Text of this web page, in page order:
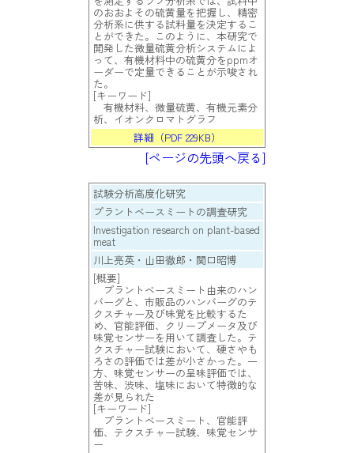
のおおよその硫黄量を把握し、精密
分析系に供する試料量を決定するこ
とができた。このように、本研究で
開発した微量硫黄分析システムによ
って、有機材料中の硫黄分をppmオ
ーダーで定量できることが示唆され
た。
[キーワード]
有機材料、微量硫黄、有機元素分
析、イオンクロマトグラフ
詳細（PDF 229KB）
[ページの先頭へ戻る]
試験分析高度化研究
プラントベースミートの調査研究
Investigation research on plant-based
meat
川上亮英・山田徹郎・関口昭博
[概要]
プラントベースミート由来のハン
バーグと、市販品のハンバーグのテ
クスチャー及び味覚を比較するた
め、官能評価、クリープメータ及び
味覚センサーを用いて調査した。テ
クスチャー試験において、硬さやも
ろさの評価では差が小さかった。一
方、味覚センサーの呈味評価では、
苦味、渋味、塩味において特徴的な
差が見られた
[キーワード]
プラントベースミート、官能評
価、テクスチャー試験、味覚センサ
ー